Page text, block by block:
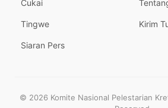
Cukai
Tingwe
Siaran Pers
Kirim
© 2026 Komite Nasional Pelestarian